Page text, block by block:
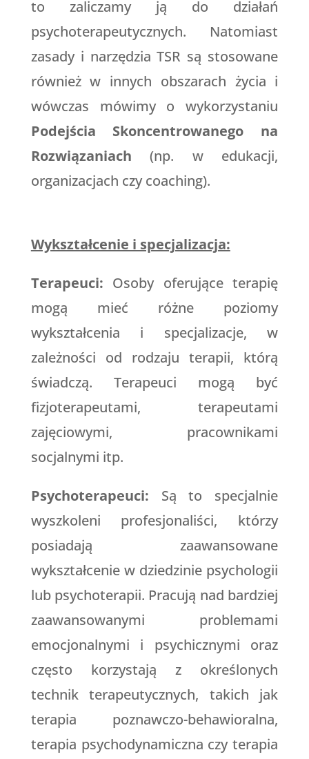
to zaliczamy ją do działań
psychoterapeutycznych. Natomiast
zasady i narzędzia TSR są stosowane
również w innych obszarach życia i
wówczas mówimy o wykorzystaniu
Podejścia Skoncentrowanego na
Rozwiązaniach (np. w edukacji,
organizacjach czy coaching).
Wykształcenie i specjalizacja:
Terapeuci: Osoby oferujące terapię
mogą mieć różne poziomy
wykształcenia i specjalizacje, w
zależności od rodzaju terapii, którą
świadczą. Terapeuci mogą być
fizjoterapeutami, terapeutami
zajęciowymi, pracownikami
socjalnymi itp.
Psychoterapeuci: Są to specjalnie
wyszkoleni profesjonaliści, którzy
posiadają zaawansowane
wykształcenie w dziedzinie psychologii
lub psychoterapii. Pracują nad bardziej
zaawansowanymi problemami
emocjonalnymi i psychicznymi oraz
często korzystają z określonych
technik terapeutycznych, takich jak
terapia poznawczo-behawioralna,
terapia psychodynamiczna czy terapia